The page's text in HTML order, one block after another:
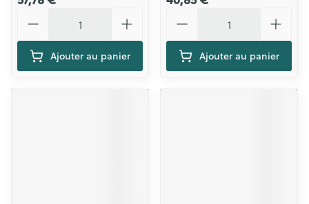
Ajouter au panier Ajouter au panier